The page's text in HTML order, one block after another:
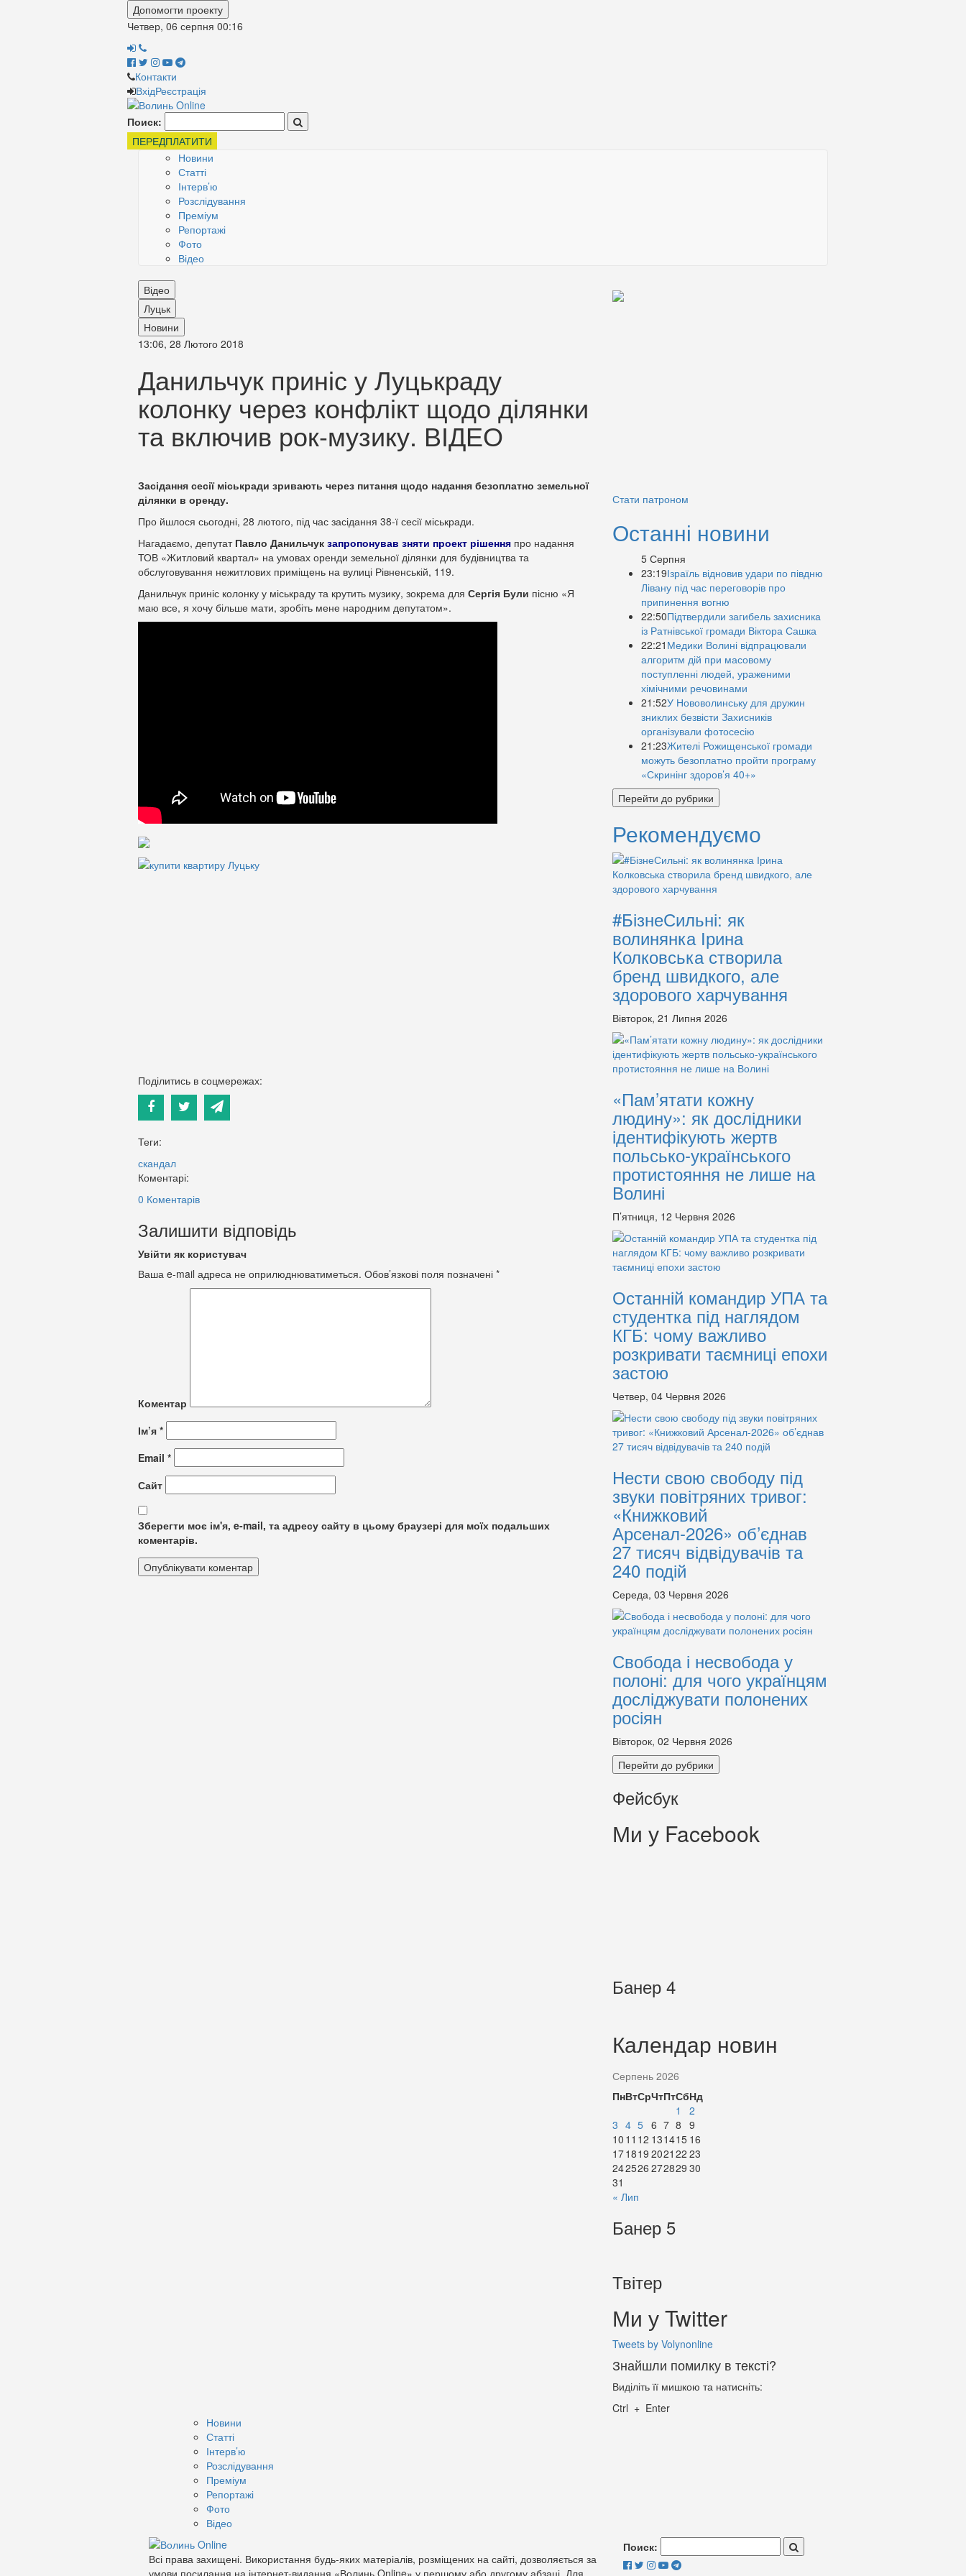
Допомогти проекту
Четвер, 06 серпня 00:16
Контакти
ВхідРеєстрація
Поиск:
ПЕРЕДПЛАТИТИ
Новини
Статті
Інтерв’ю
Розслідування
Преміум
Репортажі
Фото
Відео
Відео
Луцьк
Новини
13:06, 28 Лютого 2018
Данильчук приніс у Луцькраду
колонку через конфлікт щодо ділянки
та включив рок-музику. ВІДЕО
Засідання сесії міськради зривають через питання щодо надання безоплатно земельної
ділянки в оренду.
Про йшлося сьогодні, 28 лютого, під час засідання 38-ї сесії міськради.
Нагадаємо, депутат Павло Данильчук запропонував зняти проект рішення про надання
ТОВ «Житловий квартал» на умовах оренди земельної ділянки для будівництва та
обслуговування нежитлових приміщень на вулиці Рівненській, 119.
Данильчук приніс колонку у міськраду та крутить музику, зокрема для Сергія Були пісню «Я
маю все, я хочу більше мати, зробіть мене народним депутатом».
Поділитись в соцмережах:
Теги:
скандал
Коментарі:
0 Коментарів
Залишити відповідь
Увійти як користувач
Ваша e-mail адреса не оприлюднюватиметься. Обов’язкові поля позначені *
Коментар
Ім’я *
Email *
Сайт
Зберегти моє ім'я, e-mail, та адресу сайту в цьому браузері для моїх подальших
коментарів.
Стати патроном
Останні новини
5 Серпня
23:19Ізраїль відновив удари по півдню
Лівану під час переговорів про
припинення вогню
22:50Підтвердили загибель захисника
із Ратнівської громади Віктора Сашка
22:21 Медики Волині відпрацювали
алгоритм дій при масовому
поступленні людей, ураженими
хімічними речовинами
21:52У Нововолинську для дружин
зниклих безвісти Захисників
організували фотосесію
21:23Жителі Рожищенської громади
можуть безоплатно пройти програму
«Скринінг здоров’я 40+»
Перейти до рубрики
Рекомендуємо
#БізнеСильні: як
волинянка Ірина
Колковська створила
бренд швидкого, але
здорового харчування
Вівторок, 21 Липня 2026
«Пам’ятати кожну
людину»: як дослідники
ідентифікують жертв
польсько-українського
протистояння не лише на
Волині
П’ятниця, 12 Червня 2026
Останній командир УПА та
студентка під наглядом
КГБ: чому важливо
розкривати таємниці епохи
застою
Четвер, 04 Червня 2026
Нести свою свободу під
звуки повітряних тривог:
«Книжковий
Арсенал-2026» об’єднав
27 тисяч відвідувачів та
240 подій
Середа, 03 Червня 2026
Свобода і несвобода у
полоні: для чого українцям
досліджувати полонених
росіян
Вівторок, 02 Червня 2026
Перейти до рубрики
Фейсбук
Ми у Facebook
Банер 4
Календар новин
Серпень 2026
ПнВтСрЧтПтСбНд
1
2
3 4 5 6 7 8 9
10 11 12 131415 16
171819 2021 22 23
242526 272829 30
31
« Лип
Банер 5
Твітер
Ми у Twitter
Tweets by Volynonline
Знайшли помилку в тексті?
Виділіть її мишкою та натисніть:
Ctrl + Enter
Новини
Статті
Інтерв’ю
Розслідування
Преміум
Репортажі
Фото
Відео
Всі права захищені. Використання будь-яких матеріалів, розміщених на сайті, дозволяється за
Поиск: